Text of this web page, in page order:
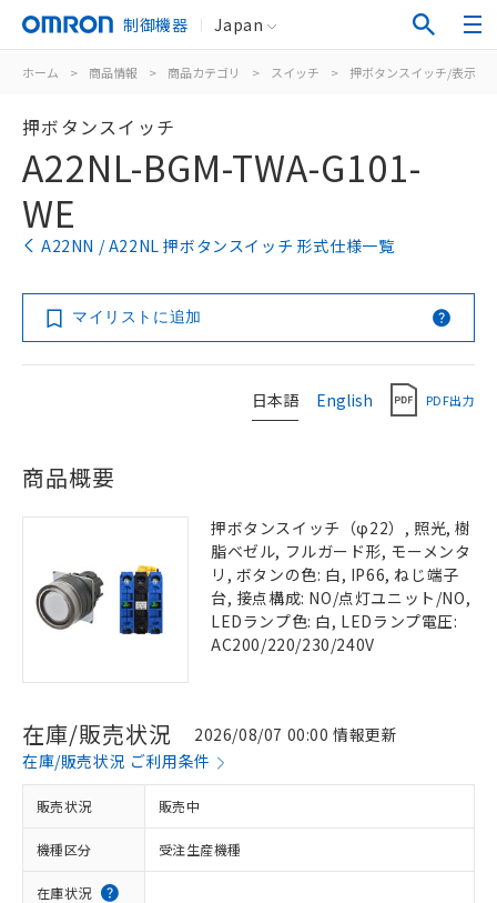
制御機器 Japan
ホーム > 商品情報 > 商品カテゴリ > スイッチ > 押ボタンスイッチ/表示灯
押ボタンスイッチ
A22NL-BGM-TWA-G101-
WE
A22NN / A22NL 押ボタンスイッチ 形式仕様一覧
マイリストに追加
日本語 English PDF出力
商品概要
押ボタンスイッチ（φ22）, 照光, 樹
脂ベゼル, フルガード形, モーメンタ
リ, ボタンの色: 白, IP66, ねじ端子
台, 接点構成: NO/点灯ユニット/NO,
LEDランプ色: 白, LEDランプ電圧:
AC200/220/230/240V
在庫/販売状況
2026/08/07 00:00 情報更新
在庫/販売状況 ご利用条件
販売状況 販売中
機種区分 受注生産機種
在庫状況